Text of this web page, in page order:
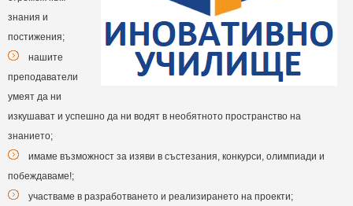
знания и
постижения;
нашите
преподаватели
умеят да ни
изкушават и успешно да ни водят в необятното пространство на
знанието;
имаме възможност за изяви в състезания, конкурси, олимпиади и
побеждаваме!;
участваме в разработването и реализирането на проекти;